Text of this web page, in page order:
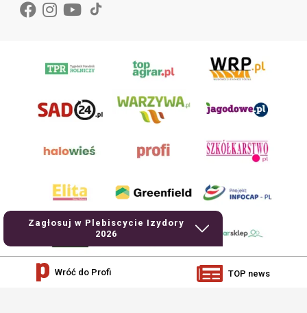
Zagłosuj w Plebiscycie Izydory
2026
Wróć do Profi TOP news